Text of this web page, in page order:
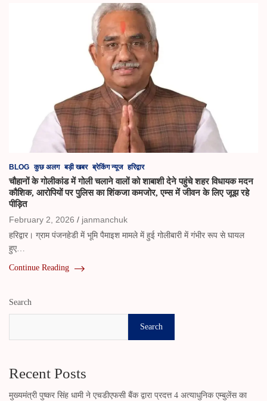
BLOG कुछ अलग बड़ी खबर ब्रेकिंग न्यूज हरिद्वार
चौहानों के गोलीकांड में गोली चलाने वालों को शाबाशी देने पहुंचे शहर विधायक मदन
कौशिक, आरोपियों पर पुलिस का शिंकजा कमजोर, एम्स में जीवन के लिए जूझ रहे
पीड़ित
February 2, 2026
janmanchuk
हरिद्वार। ग्राम पंजनहेडी में भूमि पैमाइश मामले में हुई गोलीबारी में गंभीर रूप से घायल
हुए…
Continue Reading
Search
Search
Recent Posts
मुख्यमंत्री पुष्कर सिंह धामी ने एचडीएफसी बैंक द्वारा प्रदत्त 4 अत्याधुनिक एम्बुलेंस का